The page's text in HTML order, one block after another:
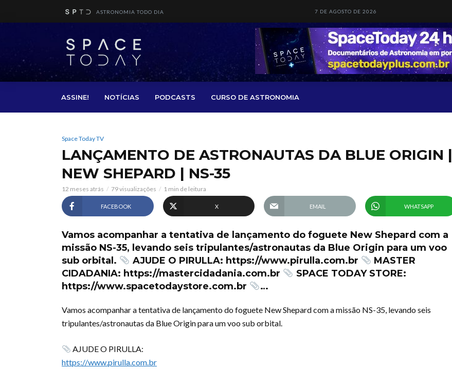
ASTRONOMIA TODO DIA 7 DE AGOSTO DE 2026
ASSINE! NOTÍCIAS PODCASTS CURSO DE ASTRONOMIA
Space Today TV
LANÇAMENTO DE ASTRONAUTAS DA BLUE ORIGIN |
NEW SHEPARD | NS-35
12 meses atrás 79 visualizações 1 min de leitura
FACEBOOK X EMAIL WHATSAPP
Vamos acompanhar a tentativa de lançamento do foguete New Shepard com a
missão NS-35, levando seis tripulantes/astronautas da Blue Origin para um voo
sub orbital.
AJUDE O PIRULLA: https://www.pirulla.com.br
MASTER
CIDADANIA: https://mastercidadania.com.br
SPACE TODAY STORE:
https://www.spacetodaystore.com.br
…
Vamos acompanhar a tentativa de lançamento do foguete New Shepard com a missão NS-35, levando seis
tripulantes/astronautas da Blue Origin para um voo sub orbital.
AJUDE O PIRULLA:
https://www.pirulla.com.br